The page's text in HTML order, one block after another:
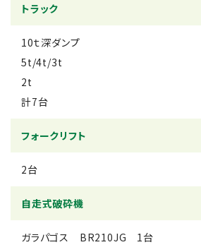
トラック
10ｔ深ダンプ
5t/4t/3t
2t
計7台
フォークリフト
2台
自走式破砕機
ガラパゴス BR210JG 1台